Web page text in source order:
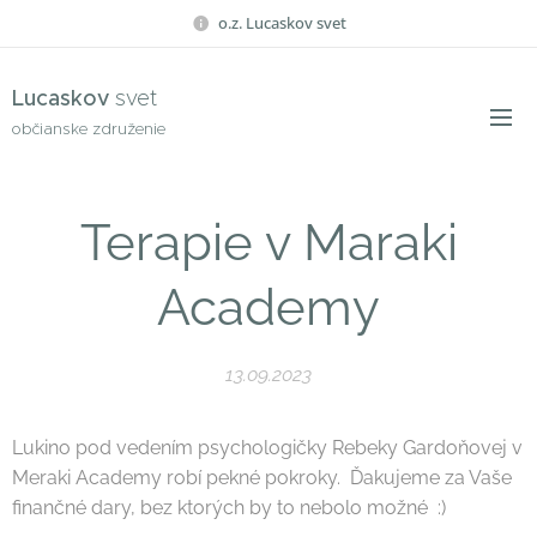
o.z. Lucaskov svet
Lucaskov svet
občianske združenie
Terapie v Maraki
Academy
13.09.2023
Lukino pod vedením psychologičky Rebeky Gardoňovej v
Meraki Academy robí pekné pokroky. Ďakujeme za Vaše
finančné dary, bez ktorých by to nebolo možné :)